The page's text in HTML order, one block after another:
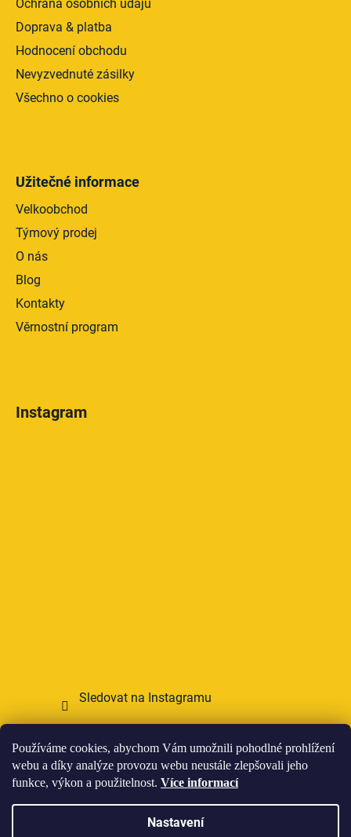
Používáme cookies, abychom Vám umožnili pohodlné prohlížení
webu a díky analýze provozu webu neustále zlepšovali jeho
funkce, výkon a použitelnost. Více informací
Nastavení
Ochrana osobních údajů
Doprava & platba
Hodnocení obchodu
Nevyzvednuté zásilky
Všechno o cookies
Užitečné informace
Velkoobchod
Týmový prodej
O nás
Blog
Kontakty
Věrnostní program
Instagram
Sledovat na Instagramu
Přijímáme online platby